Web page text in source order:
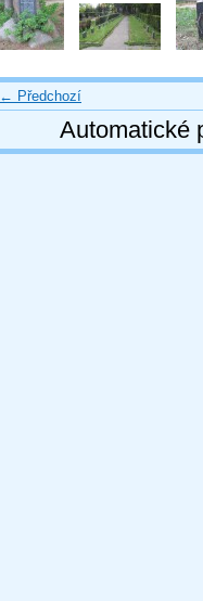
← Předchozí
Automatické